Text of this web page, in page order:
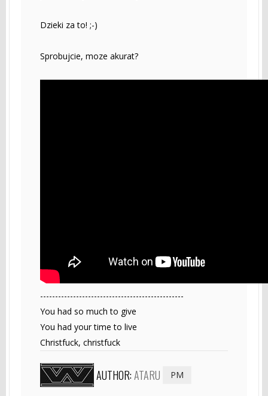
Dzieki za to! ;-)
Sprobujcie, moze akurat?
------------------------------------------------
You had so much to give
You had your time to live
Christfuck, christfuck
AUTHOR:ATARU PM